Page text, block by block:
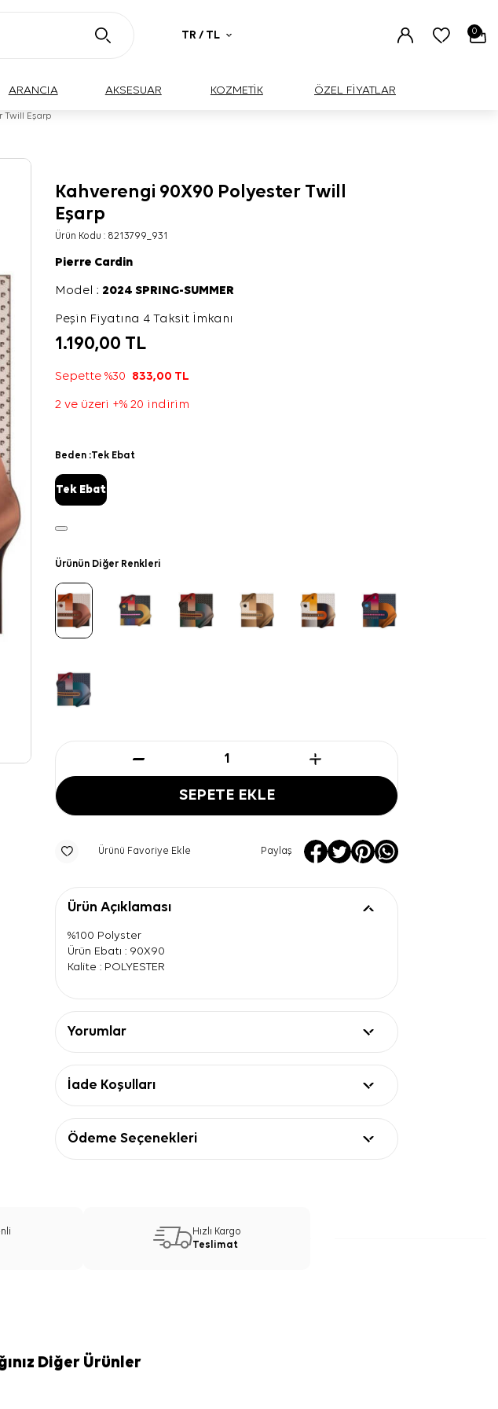
TR / TL 0
ARANCIA AKSESUAR KOZMETİK ÖZEL FİYATLAR
Twill Eşarp
Kahverengi 90X90 Polyester Twill
Eşarp
Ürün Kodu : 8213799_931
Pierre Cardin
Model :2024 SPRING-SUMMER
Peşin Fiyatına 4 Taksit İmkanı
1.190,00 TL
Sepette %30 833,00 TL
2 ve üzeri +% 20 indirim
Beden :Tek Ebat
Tek Ebat
Ürünün Diğer Renkleri
SEPETE EKLE
Ürünü Favoriye Ekle Paylaş
Ürün Açıklaması
%100 Polyster
Ürün Ebatı : 90X90
Kalite : POLYESTER
Yorumlar
İade Koşulları
Ödeme Seçenekleri
Hızlı Kargo
Teslimat
Diğer Ürünler